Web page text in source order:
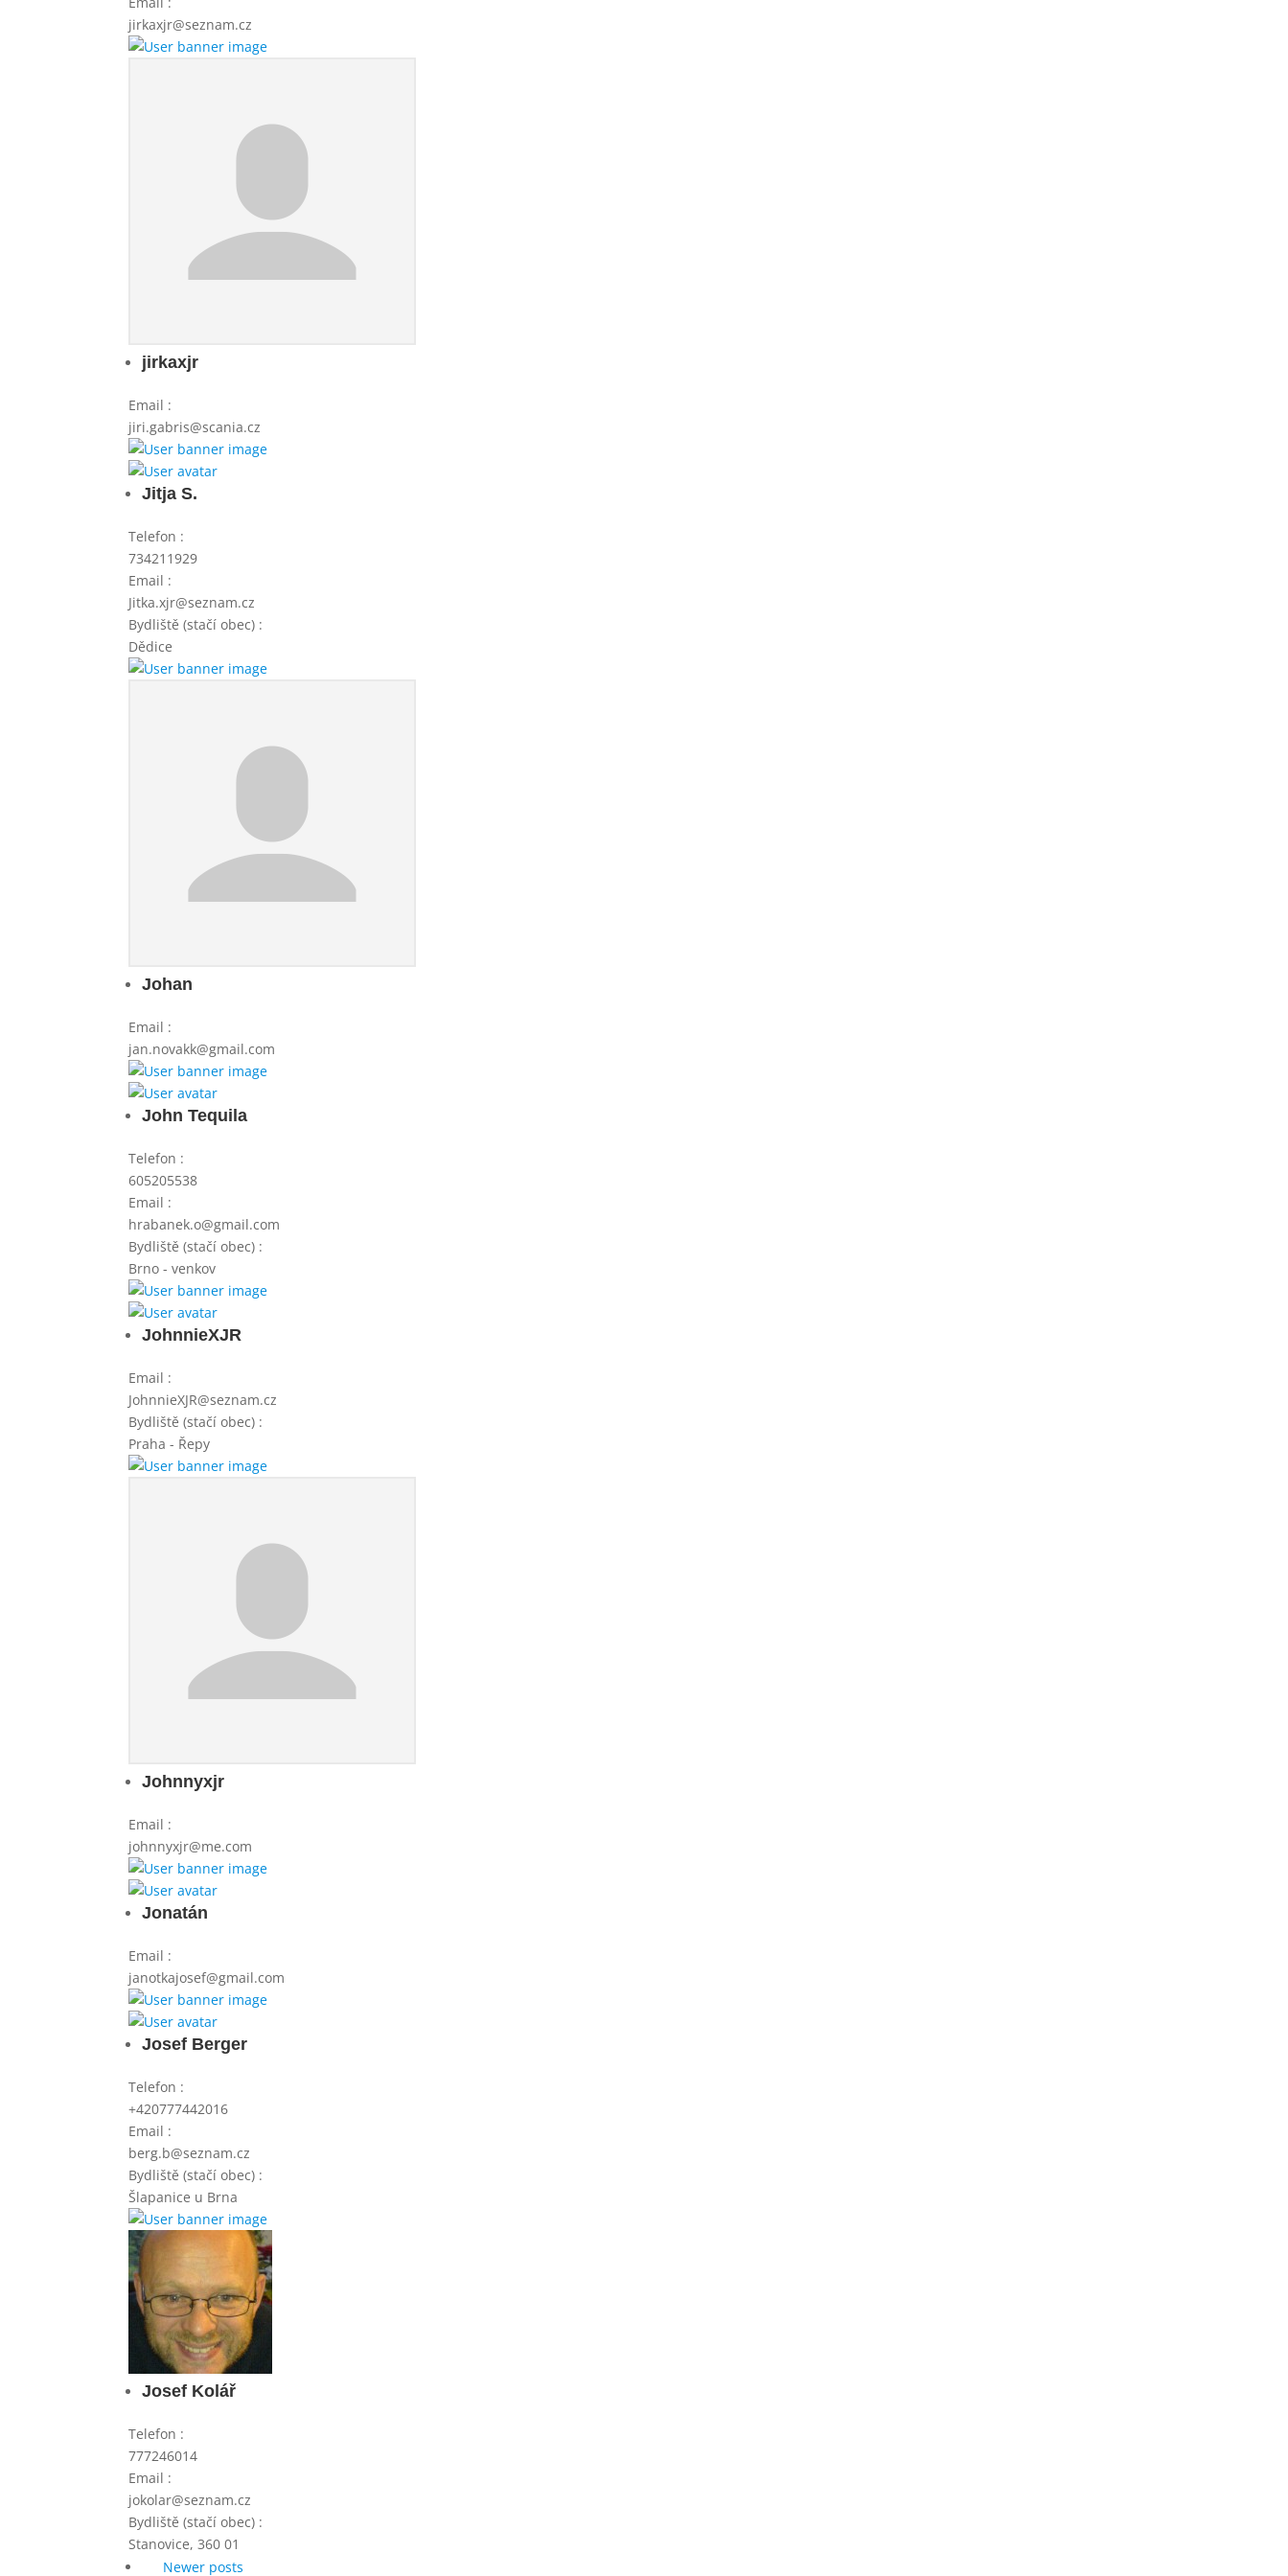
jirkaxjr@seznam.cz
jirkaxjr
Email :
jiri.gabris@scania.cz
Jitja S.
Telefon :
734211929
Email :
Jitka.xjr@seznam.cz
Bydliště (stačí obec) :
Dědice
Johan
Email :
jan.novakk@gmail.com
John Tequila
Telefon :
605205538
Email :
hrabanek.o@gmail.com
Bydliště (stačí obec) :
Brno - venkov
JohnnieXJR
Email :
JohnnieXJR@seznam.cz
Bydliště (stačí obec) :
Praha - Řepy
Johnnyxjr
Email :
johnnyxjr@me.com
Jonatán
Email :
janotkajosef@gmail.com
Josef Berger
Telefon :
+420777442016
Email :
berg.b@seznam.cz
Bydliště (stačí obec) :
Šlapanice u Brna
Josef Kolář
Telefon :
777246014
Email :
jokolar@seznam.cz
Bydliště (stačí obec) :
Stanovice, 360 01
Navigace
Newer posts